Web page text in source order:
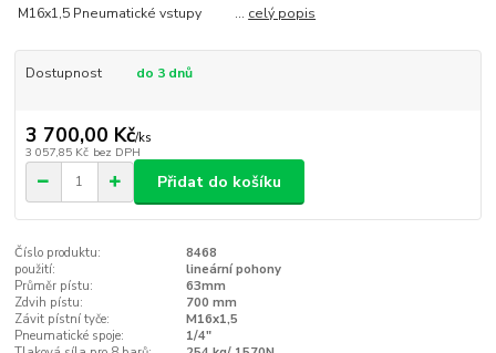
M16x1,5 Pneumatické vstupy ... celý popis
Dostupnost do 3 dnů
3 700,00 Kč/ks
3 057,85 Kč bez DPH
Přidat do košíku
Číslo produktu:
8468
použití:
lineární pohony
Průměr pístu:
63mm
Zdvih pístu:
700 mm
Závit pístní tyče:
M16x1,5
Pneumatické spoje:
1/4"